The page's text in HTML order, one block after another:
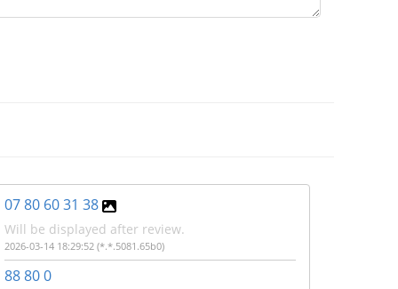
07 80 60 31 38
Will be displayed after review.
2026-03-14 18:29:52 (*.*.5081.65b0)
88 80 0